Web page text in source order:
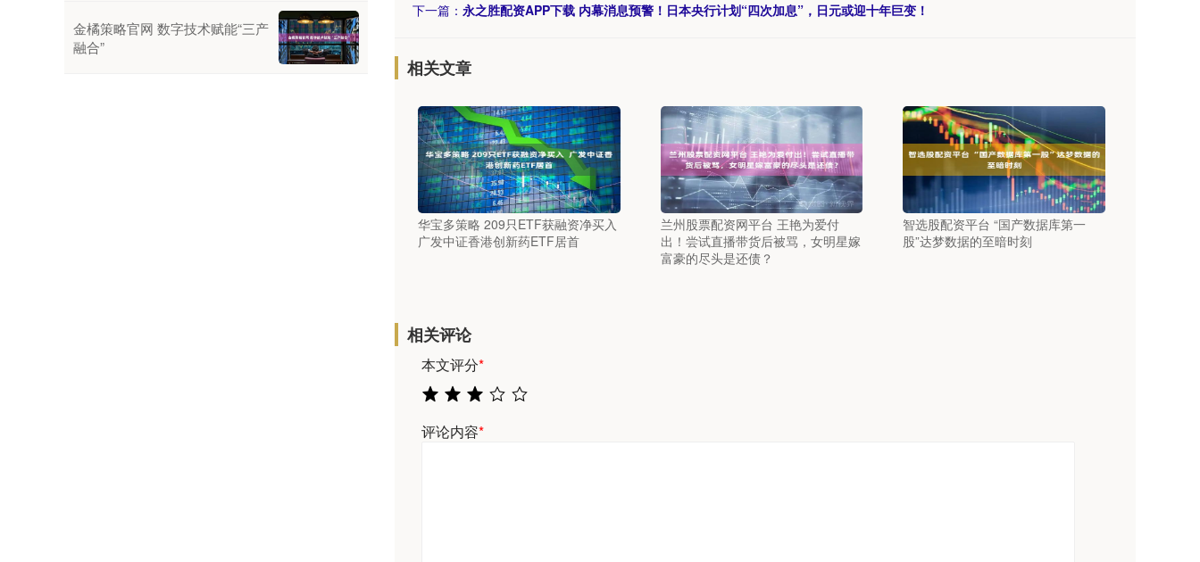
下一篇： 永之胜配资APP下载 内幕消息预警！日本央行计划“四次加息”，日元或迎十年巨变！
相关文章
华宝多策略 209只ETF获融资净买入
广发中证香港创新药ETF居首
兰州股票配资网平台 王艳为爱付
出！尝试直播带货后被骂，女明星嫁
富豪的尽头是还债？
智选股配资平台 “国产数据库第一
股”达梦数据的至暗时刻
相关评论
本文评分*
评论内容*
金橘策略官网 数字技术赋能“三产
融合”